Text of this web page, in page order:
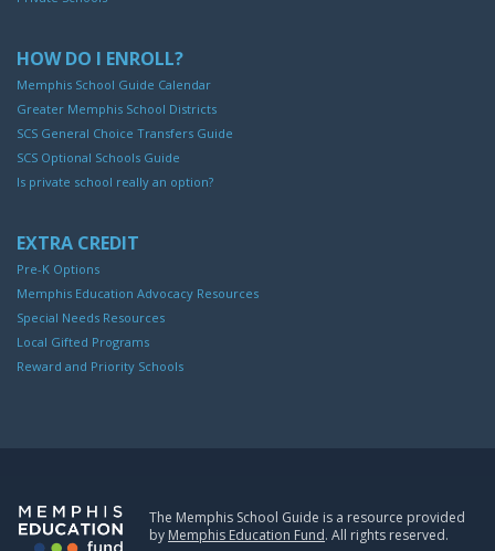
HOW DO I ENROLL?
Memphis School Guide Calendar
Greater Memphis School Districts
SCS General Choice Transfers Guide
SCS Optional Schools Guide
Is private school really an option?
EXTRA CREDIT
Pre-K Options
Memphis Education Advocacy Resources
Special Needs Resources
Local Gifted Programs
Reward and Priority Schools
The Memphis School Guide is a resource provided
by Memphis Education Fund. All rights reserved.